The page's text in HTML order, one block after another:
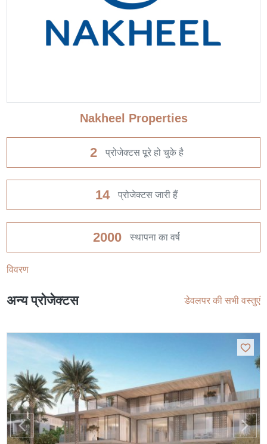
Nakheel Properties
2 प्रोजेक्टस पूरे हो चुके है
14 प्रोजेक्टस जारी हैं
2000 स्थापना का वर्ष
विवरण
अन्य प्रोजेक्टस डेवलपर की सभी वस्तुएं